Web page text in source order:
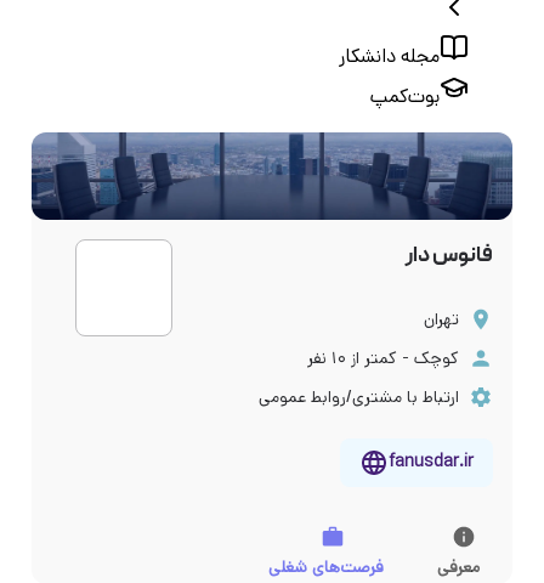
مجله دانشکار
بوت‌کمپ
فانوس دار
تهران
کوچک - کمتر از ۱۰ نفر
ارتباط با مشتری/روابط عمومی
fanusdar.ir
معرفی فرصت‌های شغلی